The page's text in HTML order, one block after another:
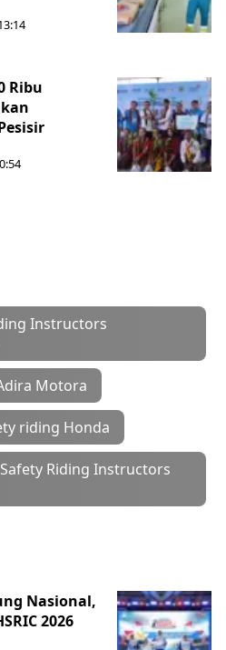
Ribu
Instructors
Motora
riding Honda
Riding Instructors
Nasional,
2026